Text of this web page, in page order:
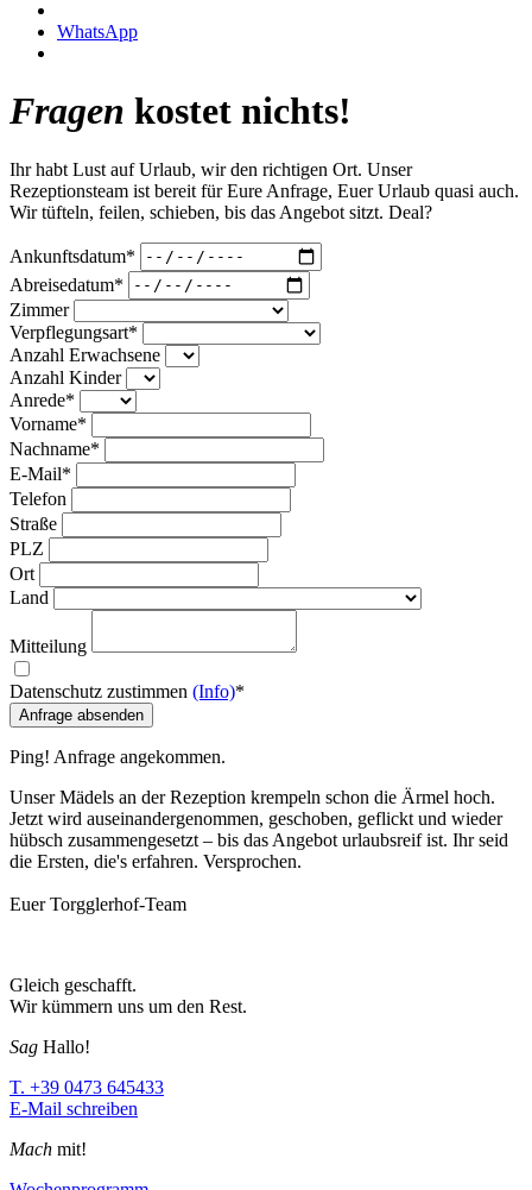
WhatsApp
Fragen kostet nichts!
Ihr habt Lust auf Urlaub, wir den richtigen Ort. Unser
Rezeptionsteam ist bereit für Eure Anfrage, Euer Urlaub quasi auch.
Wir tüfteln, feilen, schieben, bis das Angebot sitzt. Deal?
Ankunftsdatum*
Abreisedatum*
Zimmer
Verpflegungsart*
Anzahl Erwachsene
Anzahl Kinder
Anrede*
Vorname*
Nachname*
E-Mail*
Telefon
Straße
PLZ
Ort
Land
Mitteilung
Datenschutz zustimmen (Info)*
Anfrage absenden
Ping! Anfrage angekommen.
Unser Mädels an der Rezeption krempeln schon die Ärmel hoch.
Jetzt wird auseinandergenommen, geschoben, geflickt und wieder
hübsch zusammengesetzt – bis das Angebot urlaubsreif ist. Ihr seid
die Ersten, die's erfahren. Versprochen.
Euer Torgglerhof-Team
Gleich geschafft.
Wir kümmern uns um den Rest.
Sag Hallo!
T. +39 0473 645433
E-Mail schreiben
Mach mit!